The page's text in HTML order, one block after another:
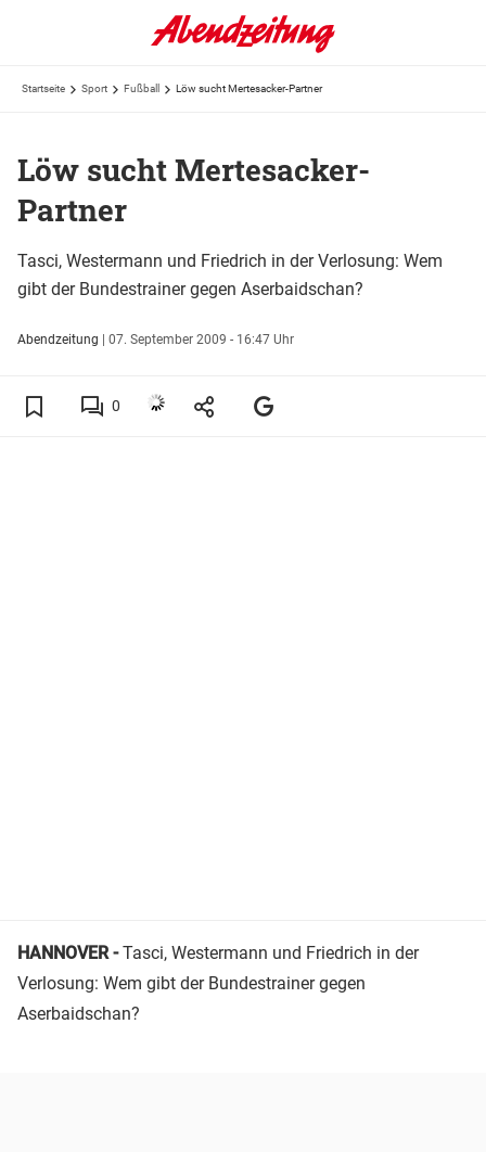
Startseite Sport Fußball Löw sucht Mertesacker-Partner
Löw sucht Mertesacker-
Partner
Tasci, Westermann und Friedrich in der Verlosung: Wem
gibt der Bundestrainer gegen Aserbaidschan?
Abendzeitung | 07. September 2009 - 16:47 Uhr
0
HANNOVER -Tasci, Westermann und Friedrich in der
Verlosung: Wem gibt der Bundestrainer gegen
Aserbaidschan?